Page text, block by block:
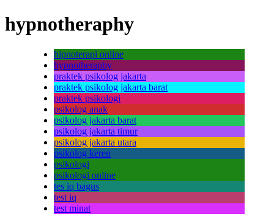
hypnotheraphy
hipnoterapi online
hypnotheraphy
praktek psikolog jakarta
praktek psikolog jakarta barat
praktek psikologi
psikolog anak
psikolog jakarta barat
psikolog jakarta timur
psikolog jakarta utara
psikolog keren
psikologi
psikologi online
tes iq bagus
test iq
test minat